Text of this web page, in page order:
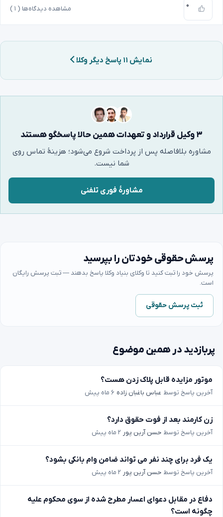
۰ مشاهده دیدگاه‌ها ( ۱
نمایش ۱۱ پاسخ دیگر وکلا
۳ وکیل قرارداد و تعهدات همین حالا پاسخگو هستند
مشاوره بلافاصله پس از پرداخت شروع می‌شود؛ هزینهٔ تماس روی
شما نیست.
مشاورهٔ فوری تلفنی
پرسش حقوقی خودتان را بپرسید
پرسش خود را ثبت کنید تا وکلای بنیاد وکلا پاسخ بدهند — ثبت پرسش رایگان
است.
ثبت پرسش حقوقی
پربازدید در همین موضوع
موتور مزایده قابل پلاک زدن هست؟
آخرین پاسخ توسط عباس باغبان زاده ۶ ماه پیش
زن کارمند بعد از فوت حقوق دارد؟
آخرین پاسخ توسط حسن آرین پور ۲ ماه پیش
یک فرد برای چند نفر می تواند ضامن وام بانکی بشود؟
آخرین پاسخ توسط حسن آرین پور ۲ ماه پیش
دفاع در مقابل دعوای اعسار مطرح شده از سوی محکوم علیه
چگونه است؟